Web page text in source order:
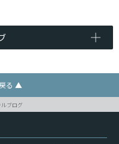
る ▲
ルブログ